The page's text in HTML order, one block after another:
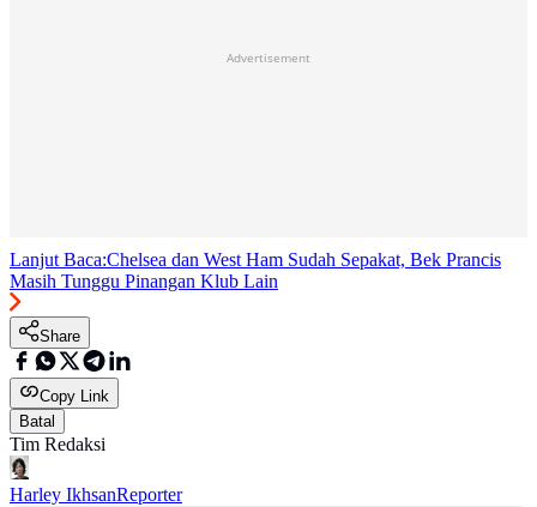
Advertisement
Lanjut Baca:Chelsea dan West Ham Sudah Sepakat, Bek Prancis
Masih Tunggu Pinangan Klub Lain
Share
Copy Link
Batal
Tim Redaksi
Harley IkhsanReporter